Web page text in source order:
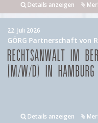
Details anzeigen
22. Juli 2026
GÖRG Partnerschaft von
RECHTSANWALT IM
(M/W/D) IN HAMBURG
Details anzeigen